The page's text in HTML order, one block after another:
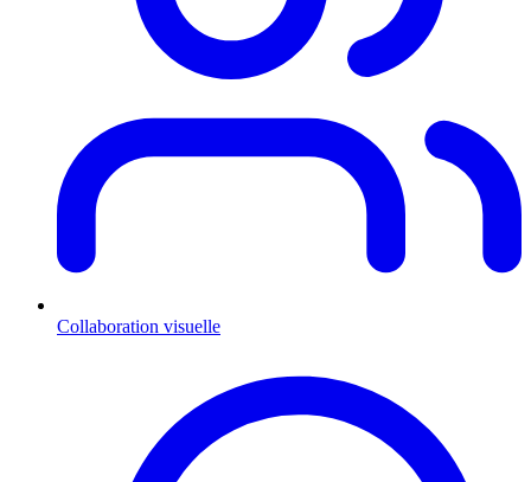
Collaboration visuelle